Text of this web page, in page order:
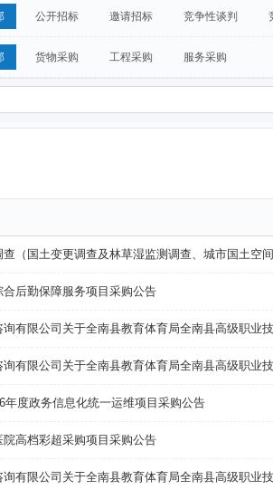
公开招标 邀请招标 竞争性谈判
货物采购 工程采购 服务采购
（国土变更调查及林草湿监测调查、城市国土空
后勤保障服务项目采购公告
年度政务信息化统一运维项目采购公告
高档彩超采购项目采购公告